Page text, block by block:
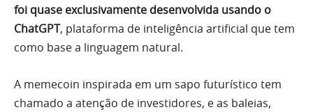
foi quase exclusivamente desenvolvida usando o
ChatGPT, plataforma de inteligência artificial que tem
como base a linguagem natural.
A memecoin inspirada em um sapo futurístico tem
chamado a atenção de investidores, e as baleias,